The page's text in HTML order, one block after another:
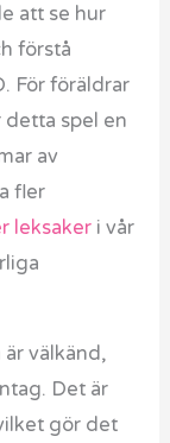
att se hur
förstå
För föräldrar
detta spel en
av
fler
leksaker i vår
välkänd,
Det är
gör det